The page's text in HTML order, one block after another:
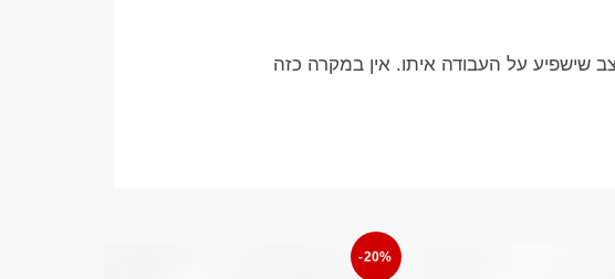
שישפיע על העבודה איתו. אין במקרה כזה
-20%